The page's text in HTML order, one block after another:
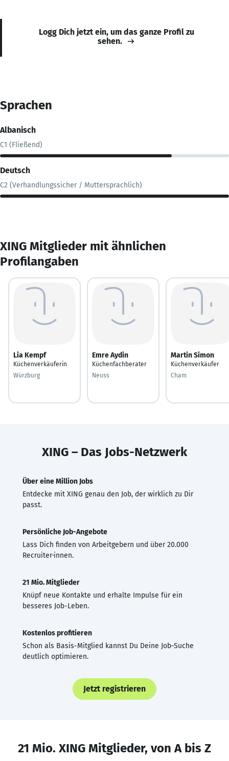
Logg Dich jetzt ein, um das ganze Profil zu
sehen.
Sprachen
Albanisch
C1 (Fließend)
Deutsch
C2 (Verhandlungssicher / Muttersprachlich)
XING Mitglieder mit ähnlichen
Profilangaben
Lia Kempf
Küchenverkäuferin
Würzburg
Emre Aydin
Küchenfachberater
Neuss
Martin Simon
Küchenverkäufer
Cham
XING – Das Jobs-Netzwerk
Über eine Million Jobs
Entdecke mit XING genau den Job, der wirklich zu Dir
passt.
Persönliche Job-Angebote
Lass Dich finden von Arbeitgebern und über 20.000
Recruiter·innen.
21 Mio. Mitglieder
Knüpf neue Kontakte und erhalte Impulse für ein
besseres Job-Leben.
Kostenlos profitieren
Schon als Basis-Mitglied kannst Du Deine Job-Suche
deutlich optimieren.
Jetzt registrieren
21 Mio. XING Mitglieder, von A bis Z